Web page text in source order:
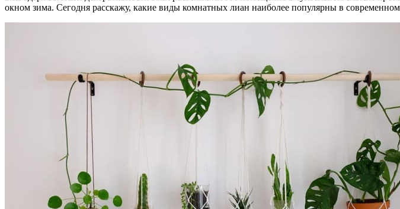
окном зима. Сегодня расскажу, какие виды комнатных лиан наиболее популярны в современном